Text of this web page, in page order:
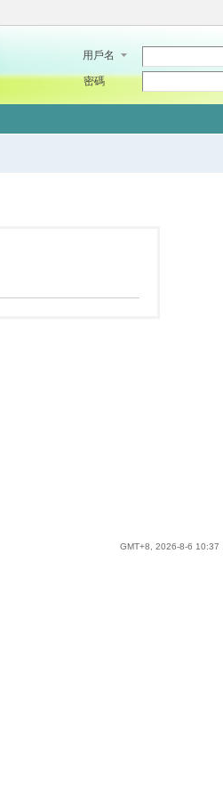
用戶名
密碼
GMT+8, 2026-8-6 10:37